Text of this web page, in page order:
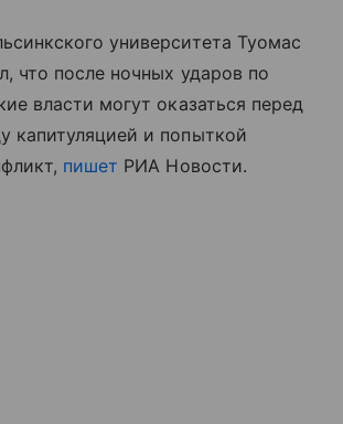
университета Туомас
что после ночных ударов по
власти могут оказаться перед
капитуляцией и попыткой
пишет РИА Новости.